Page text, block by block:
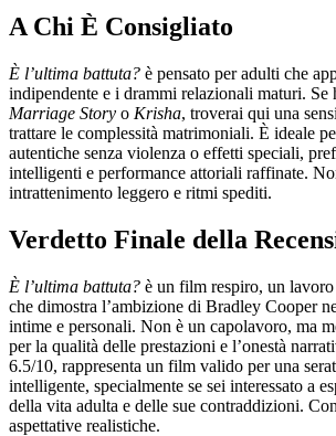
A Chi È Consigliato
È l’ultima battuta? è pensato per adulti che
indipendente e i drammi relazionali maturi. Se
Marriage Story o Krisha, troverai qui una
trattare le complessità matrimoniali. È ideale
autentiche senza violenza o effetti speciali,
intelligenti e performance attoriali raffinate.
intrattenimento leggero e ritmi spediti.
Verdetto Finale della
È l’ultima battuta? è un film respiro, un
che dimostra l’ambizione di Bradley Cooper
intime e personali. Non è un capolavoro, ma
per la qualità delle prestazioni e l’onestà
6.5/10, rappresenta un film valido per una
intelligente, specialmente se sei interessato a
della vita adulta e delle sue contraddizioni.
aspettative realistiche.